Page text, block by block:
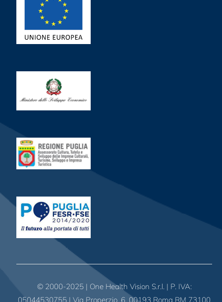
© 2000-2025 | One Health Vision S.r.l. | P. IVA:
05044530755 | Via Properzio, 6, 00193 Roma RM 73100